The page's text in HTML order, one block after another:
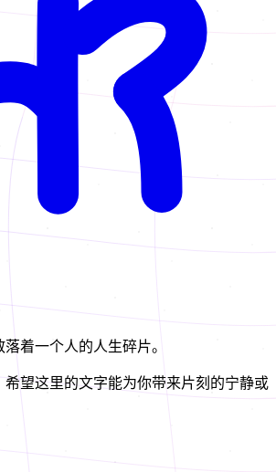
着一个人的人生碎片。
希望这里的文字能为你带来片刻的宁静或